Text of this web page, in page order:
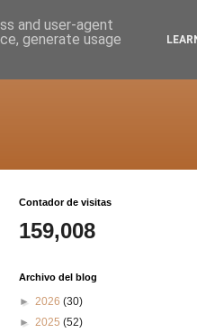
Contador de visitas
159,008
Archivo del blog
► 2026 (30)
► 2025 (52)
and user-agent
generate usage